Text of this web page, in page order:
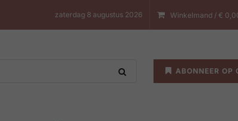
zaterdag 8 augustus 2026 Winkelmand / €
ABONNEER OP